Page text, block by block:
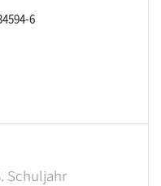
6
Schuljahr